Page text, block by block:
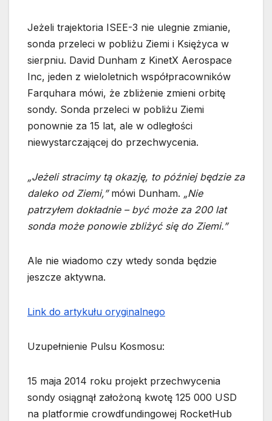
Jeżeli trajektoria ISEE-3 nie ulegnie zmianie,
sonda przeleci w pobliżu Ziemi i Księżyca w
sierpniu. David Dunham z KinetX Aerospace
Inc, jeden z wieloletnich współpracowników
Farquhara mówi, że zbliżenie zmieni orbitę
sondy. Sonda przeleci w pobliżu Ziemi
ponownie za 15 lat, ale w odległości
niewystarczającej do przechwycenia.
„Jeżeli stracimy tą okazję, to później będzie za
daleko od Ziemi,”mówi Dunham. „Nie
patrzyłem dokładnie – być może za 200 lat
sonda może ponowie zbliżyć się do Ziemi.”
Ale nie wiadomo czy wtedy sonda będzie
jeszcze aktywna.
Link do artykułu oryginalnego
Uzupełnienie Pulsu Kosmosu:
15 maja 2014 roku projekt przechwycenia
sondy osiągnął założoną kwotę 125 000 USD
na platformie crowdfundingowej RocketHub